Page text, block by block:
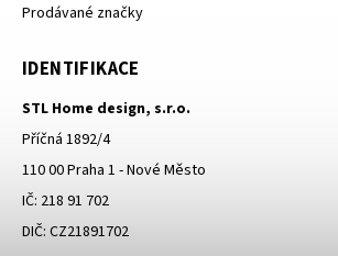
Prodávané značky
IDENTIFIKACE
STL Home design, s.r.o.
Příčná 1892/4
110 00 Praha 1 - Nové Město
IČ: 218 91 702
DIČ: CZ21891702